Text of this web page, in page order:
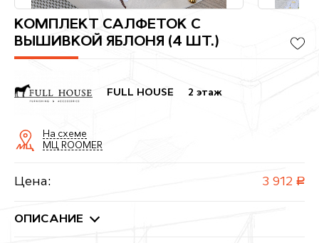
КОМПЛЕКТ САЛФЕТОК С
ВЫШИВКОЙ ЯБЛОНЯ (4 ШТ.)
FULL HOUSE 2 этаж
На схеме
МЦ ROOMER
Цена: 3 912 руб.
ОПИСАНИЕ